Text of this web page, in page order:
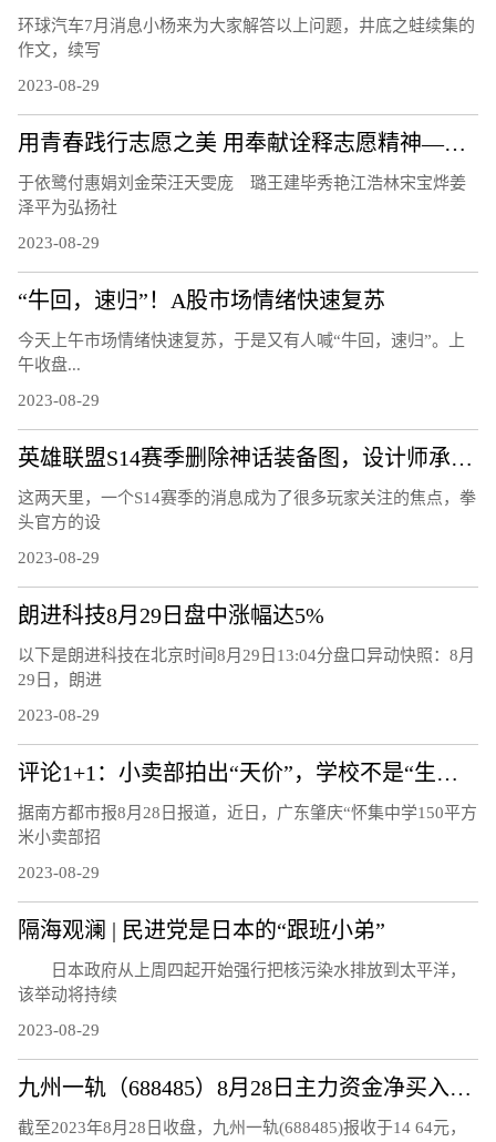
环球汽车7月消息小杨来为大家解答以上问题，井底之蛙续集的
作文，续写
2023-08-29
用青春践行志愿之美 用奉献诠释志愿精神——记2022年度海淀区十大明星志愿者
于依鹭付惠娟刘金荣汪天雯庞 璐王建毕秀艳江浩林宋宝烨姜
泽平为弘扬社
2023-08-29
“牛回，速归”！A股市场情绪快速复苏
今天上午市场情绪快速复苏，于是又有人喊“牛回，速归”。上
午收盘...
2023-08-29
英雄联盟S14赛季删除神话装备图，设计师承认错误，游戏大批回调
这两天里，一个S14赛季的消息成为了很多玩家关注的焦点，拳
头官方的设
2023-08-29
朗进科技8月29日盘中涨幅达5%
以下是朗进科技在北京时间8月29日13:04分盘口异动快照：8月
29日，朗进
2023-08-29
评论1+1：小卖部拍出“天价”，学校不是“生意场”
据南方都市报8月28日报道，近日，广东肇庆“怀集中学150平方
米小卖部招
2023-08-29
隔海观澜 | 民进党是日本的“跟班小弟”
日本政府从上周四起开始强行把核污染水排放到太平洋，
该举动将持续
2023-08-29
九州一轨（688485）8月28日主力资金净买入118.92万元
截至2023年8月28日收盘，九州一轨(688485)报收于14 64元，